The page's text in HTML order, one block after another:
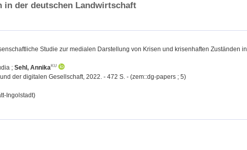
in der deutschen Landwirtschaft
Studie zur medialen Darstellung von Krisen und krisenhaften Zuständen in
; Sehl, Annika
der digitalen Gesellschaft, 2022. - 472 S. - (zem::dg-papers ; 5)
Ingolstadt)